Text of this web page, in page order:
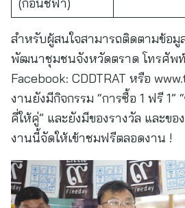
สำหรับผู้สนใจสามารถติดตามข้อ
พัฒนาชุมชนจังหวัดตราด โทรศัพท์
Facebook: CDDTRAT หรือ
งานยังมีกิจกรรม “การซื้อ 1 ฟรี 1”
คี่ให้คู่” และยังมีของรางวัล และข
งานนี้จัดให้เข้าชมฟรีตลอดงาน !